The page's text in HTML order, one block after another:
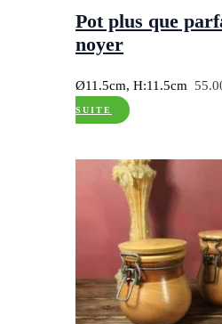
Pot plus que
noyer
Ø11.5cm, H:11.5cm
SUITE